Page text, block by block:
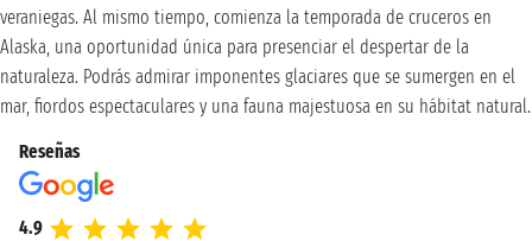
veraniegas. Al mismo tiempo, comienza la temporada de cruceros en
Alaska, una oportunidad única para presenciar el despertar de la
naturaleza. Podrás admirar imponentes glaciares que se sumergen en el
mar, fiordos espectaculares y una fauna majestuosa en su hábitat natural.
Reseñas
4.9